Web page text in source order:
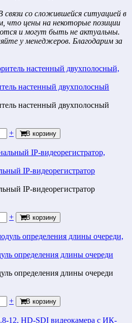
со сложившейся ситуацией в
что цены на некоторые позиции
и могут быть не актуальны.
у менеджеров. Благодарим за
настенный двухполосный
настенный двухполосный
+ В корзину
IP-видеорегистратор
IP-видеорегистратор
+ В корзину
определения длины очереди
определения длины очереди
+ В корзину